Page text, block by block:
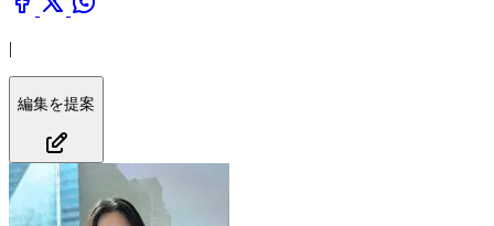
|
編集を提案